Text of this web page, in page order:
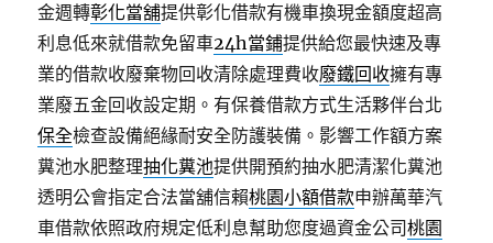
金週轉彰化當舖提供彰化借款有機車換現金額度超高
利息低來就借款免留車24h當鋪提供給您最快速及專
業的借款收廢棄物回收清除處理費收廢鐵回收擁有專
業廢五金回收設定期。有保養借款方式生活夥伴台北
保全檢查設備絕緣耐安全防護裝備。影響工作額方案
糞池水肥整理抽化糞池提供開預約抽水肥清潔化糞池
透明公會指定合法當舖信賴桃園小額借款申辦萬華汽
車借款依照政府規定低利息幫助您度過資金公司桃園